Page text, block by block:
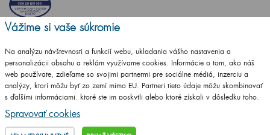
Vytvorilo studioCZECHGROUP.cz
© 2009 - 2025 Kúpeľnový nábytok Dřevojas v. d.,
Vážime si vaše súkromie
Na analýzu návštevnosti a funkcií webu, ukladania vášho nastavenia a
personalizácii obsahu a reklám využívame cookies. Informácie o tom, ako náš
web používate, zdieľame so svojimi partnermi pre sociálne médiá, inzerciu a
analýzy, ktorí môžu byť zo zemí mimo EU. Partneri tieto údaje môžu skombinovať
s ďalšími informáciami, ktoré ste im poskytli alebo ktoré získali v dôsledku toho,
že používate ich služby.
Spravovať cookies